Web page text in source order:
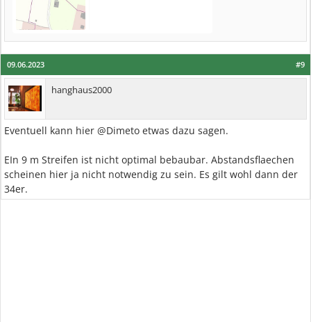
#9
09.06.2023
hanghaus2000
Eventuell kann hier @Dimeto etwas dazu sagen.
EIn 9 m Streifen ist nicht optimal bebaubar. Abstandsflaechen
scheinen hier ja nicht notwendig zu sein. Es gilt wohl dann der
34er.